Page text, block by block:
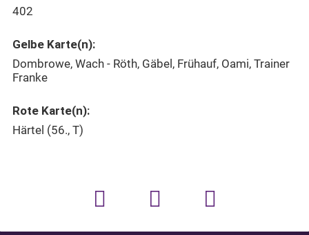
402
Gelbe Karte(n):
Dombrowe, Wach - Röth, Gäbel, Frühauf, Oami, Trainer
Franke
Rote Karte(n):
Härtel (56., T)